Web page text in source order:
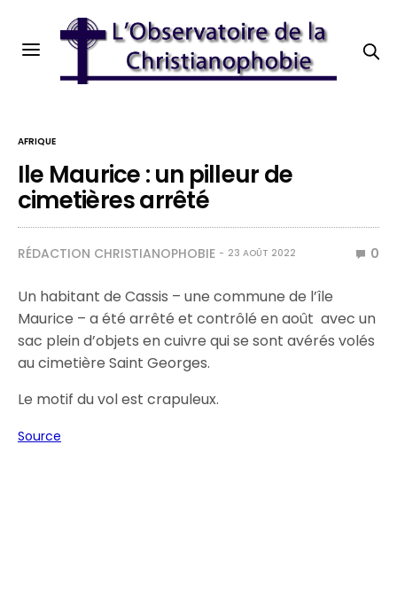
AFRIQUE
Ile Maurice : un pilleur de
cimetières arrêté
RÉDACTION CHRISTIANOPHOBIE 23 AOÛT 2022 0
Un habitant de Cassis – une commune de l’île
Maurice – a été arrêté et contrôlé en août avec un
sac plein d’objets en cuivre qui se sont avérés volés
au cimetière Saint Georges.
Le motif du vol est crapuleux.
Source